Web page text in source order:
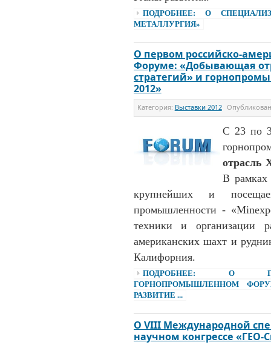
ПОДРОБНЕЕ: О
МЕТАЛЛУРГИЯ»
О первом российско-
Форуме: «Добывающая
стратегий» и
2012»
Категория: Выставки 2012
С 23 по
отрасль
В рамках
крупнейших и
промышленности -
техники и организации
американских шахт и
Калифорния.
ПОДРОБНЕЕ: О
ГОРНОПРОМЫШЛЕННОМ
РАЗВИТИЕ ...
О VIII Международной
научном конгрессе «ГЕО-